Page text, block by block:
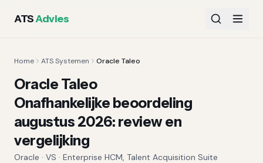
ATSAdvies
Home ATS Systemen Oracle Taleo
Oracle Taleo
Onafhankelijke beoordeling
augustus 2026: review en
vergelijking
Oracle · VS · Enterprise HCM, Talent Acquisition Suite